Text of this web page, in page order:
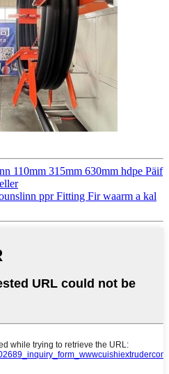
110mm 315mm 630mm hdpe Päif
ppr Fitting Fir waarm a kal